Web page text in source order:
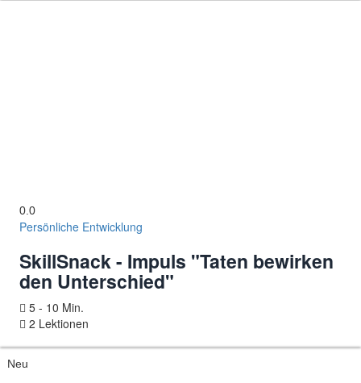
0.0
Persönliche Entwicklung
SkillSnack - Impuls "Taten bewirken
den Unterschied"
5 - 10 Min.
2 Lektionen
Neu